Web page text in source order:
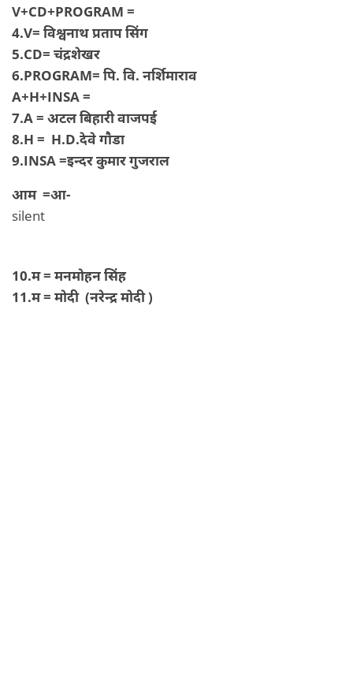
V+CD+PROGRAM =
4.V= विश्वनाथ प्रताप सिंग
5.CD= चंद्रशेखर
6.PROGRAM= पि. वि. नर्शिमाराव
A+H+INSA =
7.A = अटल बिहारी वाजपई
8.H = H.D.देवे गौडा
9.INSA =इन्दर कुमार गुजराल
आम =आ-
silent
10.म = मनमोहन सिंह
11.म = मोदी (नरेन्द्र मोदी )